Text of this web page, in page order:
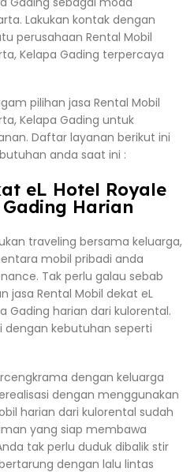
Lakukan kontak dengan
perusahaan Rental Mobil
Kelapa Gading terpercaya
pilihan jasa Rental Mobil
Kelapa Gading untuk
Daftar layanan berikut ini
anda saat ini :
eL Hotel Royale
Harian
traveling bersama keluarga,
mobil pribadi anda
Tak perlu galau sebab
Rental Mobil dekat eL
Gading harian dari kulorental.
dengan kebutuhan seperti
dengan keluarga
dengan menggunakan
harian dari kulorental sudah
yang siap membawa
tak perlu duduk dibalik stir
dengan lalu lintas